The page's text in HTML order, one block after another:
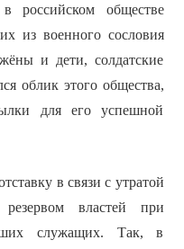
обществе
из военного сословия
и дети, солдатские
облик этого общества,
для его успешной
в связи с утратой
резервом властей при
служащих. Так, в